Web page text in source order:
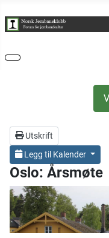
Utskrift
Legg til Kalender
Oslo: Årsmøte